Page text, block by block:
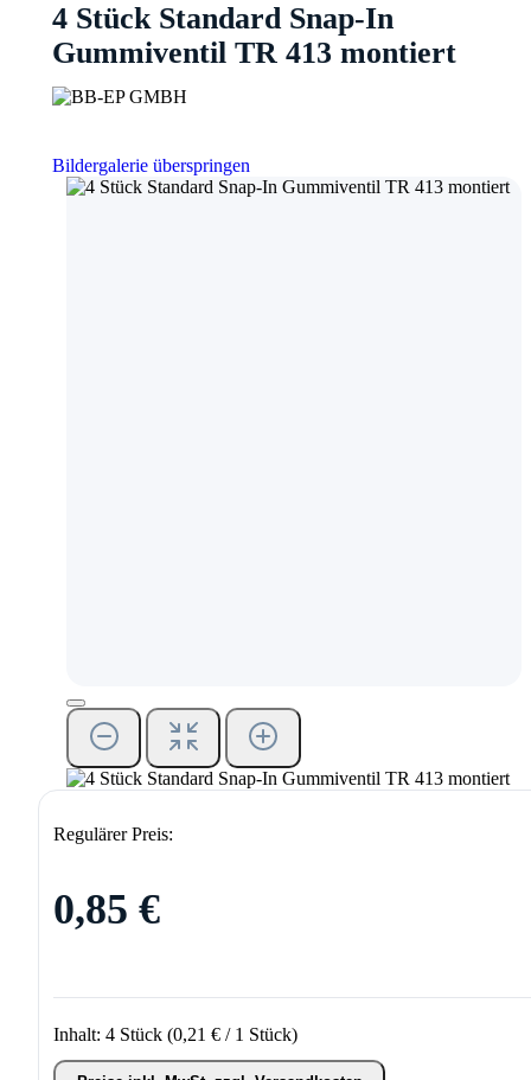
4 Stück Standard Snap-In
Gummiventil TR 413 montiert
Bildergalerie überspringen
Regulärer Preis:
0,85 €
Inhalt: 4 Stück (0,21 € / 1 Stück)